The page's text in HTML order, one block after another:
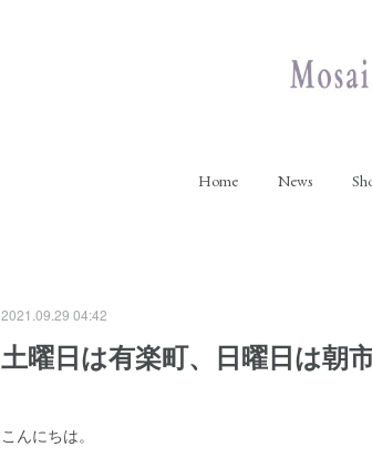
Home News
2021.09.29 04:42
土曜日は有楽町、日曜日は朝
こんにちは。